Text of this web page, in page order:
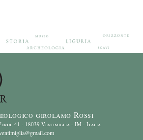
girolamo Rossi
41 - 18039 Ventimiglia - IM - Italia